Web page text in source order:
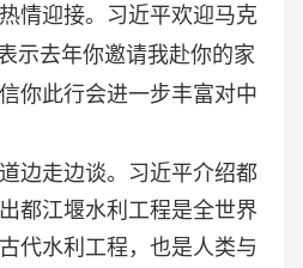
情迎接。习近平欢迎马克
示去年你邀请我赴你的家
你此行会进一步丰富对中
边走边谈。习近平介绍都
都江堰水利工程是全世界
代水利工程，也是人类与